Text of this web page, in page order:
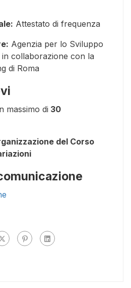
Attestato di frequenza
Agenzia per lo Sviluppo
in collaborazione con la
di Roma
massimo di 30
del Corso